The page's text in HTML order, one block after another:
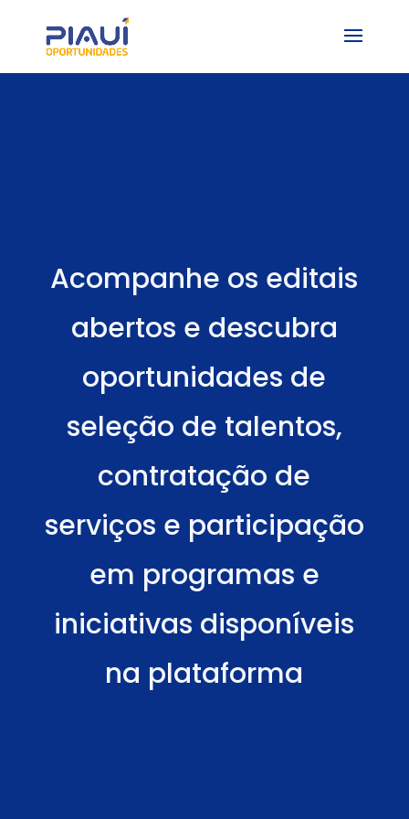
Acompanhe os editais
abertos e descubra
oportunidades de
seleção de talentos,
contratação de
serviços e participação
em programas e
iniciativas disponíveis
na plataforma